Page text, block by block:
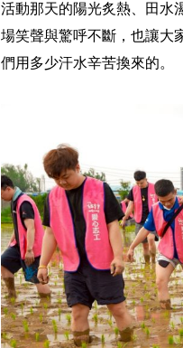
活動那天的陽光炙熱、田水
場笑聲與驚呼不斷，也讓大
們用多少汗水辛苦換來的。